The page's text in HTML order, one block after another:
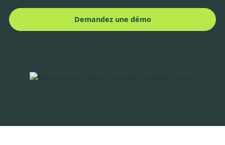
Demandez une démo